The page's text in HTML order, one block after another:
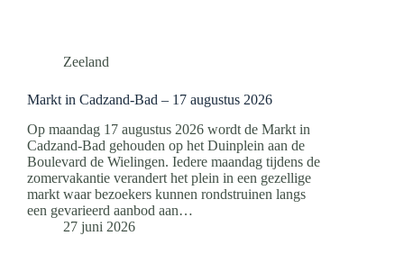
Zeeland
Markt in Cadzand-Bad – 17 augustus 2026
Op maandag 17 augustus 2026 wordt de Markt in
Cadzand-Bad gehouden op het Duinplein aan de
Boulevard de Wielingen. Iedere maandag tijdens de
zomervakantie verandert het plein in een gezellige
markt waar bezoekers kunnen rondstruinen langs
een gevarieerd aanbod aan…
27 juni 2026